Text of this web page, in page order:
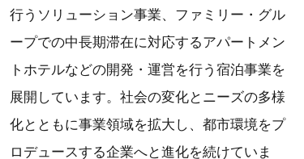
行うソリューション事業、ファミリー・グル
ープでの中長期滞在に対応するアパートメン
トホテルなどの開発・運営を行う宿泊事業を
展開しています。社会の変化とニーズの多様
化とともに事業領域を拡大し、都市環境をプ
ロデュースする企業へと進化を続けていま